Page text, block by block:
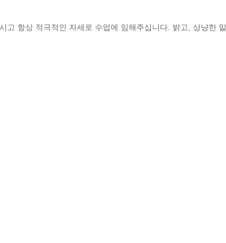
항상 적극적인 자세로 수업에 임해주십니다. 밝고, 상냥한